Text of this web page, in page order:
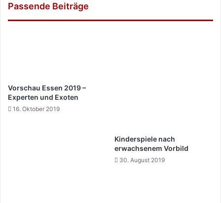
Passende Beiträge
Vorschau Essen 2019 –
Experten und Exoten
16. Oktober 2019
Kinderspiele nach
erwachsenem Vorbild
30. August 2019